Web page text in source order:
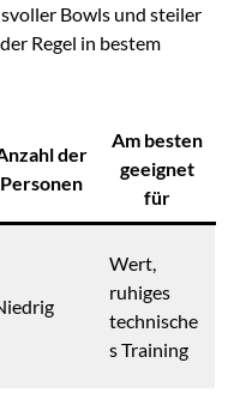
Bowls und steiler
Regel in bestem
der
Personen
Am besten
geeignet
für
Wert,
ruhiges
technische
s Training